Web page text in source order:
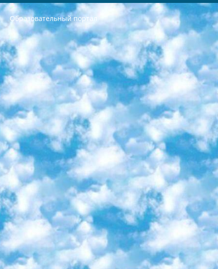
Образовательный портал
РЕСПУБЛИКА УЗБЕКИСТАН МИНИСТРЕРСТВО ДОШКОЛЬНОГО И ШКОЛЬНОГО ОБРАЗОВАНИЯ КОМАНДА в общеобразовательных учреждениях в 2023-2024 учебном году организация и проведение итоговой государственной аттестации обучающихся о Министра дошкольного и школьного образования Республики Узбекистан от 4 марта 2008 года (постановлением Минюста от 20 марта 2008 года № 1778 государственной регистрации) «Итоговое состояние учащихся общего среднего образования на основании положения об утверждении положения об аттестации общего среднего образования выпускной экзамен студентов в образовательных учреждениях в 2023-2024 учебном году В целях организации и прохождения аттестации приказываю: 1. Следующее: перечень предметов, по которым будет проводиться итоговая государственная аттестация и экзамен формы перевода согласно приложению 1; сертификаты международного образца, оценивающие уровень владения иностранными языками перечень согласно приложению 2; 2. Педагогический при специализированных образовательных учреждениях. научно-практический центр квалификации и международной оценки (Д.Давидова) 2024 г. До 25 марта: задания по предметам, по которым будет проводиться итоговая аттестация разработка и утверждение технических условий; итоговая аттестация на основании разработанного предметного задания разработка вопросов по предметам (устно и письменно), экзамен передача; общеобразовательные средние школы и специальные учебные заведения учащиеся выпускных классов школ и интернатов в агентской системе подготовка базы данных экзаменационных материалов и критериев оценки; перевод базы экзаменационных материалов на все языки обучения подать в Республиканский образовательный центр для изготовления; варианты экзаменов на основе разработанных контрольных материалов пусть будут поставлены задачи формирования. 3. Республиканский образовательный центр (Ш.Худайкулов) до 5 апреля 2024 года. до: база данных предоставленных экзаменационных материалов на все языки обучения перевод и экспертиза; для слепых, слабовидящих, глухих, слабослышащих и умственно отсталых детей учащиеся выпускных классов специализированных школ и школ-интернатов база данных экзаменационных материалов на всех преподаваемых языках подготовка критериев оценки; специализированные школы для умственно отсталых детей и технологии для учащихся выпускных классов школ-интернатов разработка соответствующих рекомендаций и критериев проведения ЕГЭ по естествознанию давать задания. 4. Педагогический при специализированных образовательных учреждениях. Научно-практический центр навыков и международной оценки (Д.Давидова), Республика образовательный центр (Худайкулов Ш.) итоговый государственный аттестационный экзамен ориентирован на творческое и логическое мышление при подготовке базы материалов учитывать введение заданий. 5. Следует отметить, что: сертификат государственного образца о знании общеобразовательного предмета и как минимум национальный уровень B1 по предметам на иностранных языках, указанным в Приложении 2. или международно признанный сертификат эквивалентного уровня студенты, изучающие определенный предмет, освобождаются от экзамена; по соответствующим предметам запланирована итоговая государственная аттестация за день до дня, путем жеребьевки Рабочей группой (в письменной форме по предметам, проводимым в форме) из числа сформированных вариантов выбрано 2 варианта; 2 выбранных варианта экзамена анонсированы на официальном сайте министерства и все выпускники по всей стране на основе этих вариантов проводит итоговую государственную аттестацию. 6. Государственное образование учащихся средних общеобразовательных учреждений. знания в соответствии с квалификационными требованиями, которые необходимо приобрести на основании стандартов итоговый (выпускной) контроль для 9 и 11 классов в целях тестирования Экзамены (далее – экзамены) состоят из предметов, перечисленных в приложении 1. будет сделано. 7. Экзамены пройдут с 26 мая по 15 июня 2024 г. (кроме науки физического воспитания). 8. Физическая для учащихся 9 классов общесредних образовательных учреждений. Экзамены по предмету «Образование, квалификация медицина» 1-6 мая 2024 года. сотрудники перевести под присмотр (с отклонениями в физическом или умственном развитии) специализированная школа для детей, школы-интернаты и со сколиозом школы-интернаты санаторного типа для больных детей исключены). 9. Он был слепым, слабовидящим и имел нарушения опорно-двигательного аппарата. экзамены в специализированных школах и интернатах для детей должны проводиться исходя из требований, предъявляемых к общеобразовательным учреждениям (физкультура кроме науки). 10. Специализированная школа для глухих и слабослышащих детей. и экзамены в интернатах и быть реализован в виде письменного теста по математике. 11. Специальность для умственно отсталых детей. Для 9 класса Родной язык и литературное письмо Государственный язык (язык обучения – узбекский). для неклассов) написано Математическое письмо Письменная/устная история Узбекистана Физическое воспитание практично Итоговый контроль Для 11 класса Написание родного языка и литературы (эссе) Математическое письмо Узбекский язык (обучение на узбекском языке) не посещающее общее среднее образование для учреждений)/Образовательное учреждение выбор письменный и устный Иностранный язык письменный/устный Письменная/устная история Узбекистана *По выбору студента:  Химия  Физика  Основы государственного права  География 10 бесплатных образовательных ресурсов - Мы составили подборку онлайн-проектов с интерактивными упражнениями, видеолекциями и статьями. Они помогут вам обрести новые и освежить старые знания бесплатно. 1. «ИНТУИТ» Старейшая образовательная площадка Рунета. Здесь вы найдёте сотни текстовых и видеокурсов на десятки различных тем — от программирования до психологии. Многие курсы подготовлены российскими университетами и крупными международными компаниями вроде Intel и Microsoft. Самостоятельное обучение бесплатное, но желающие могут оплатить услуги персональных наставников. 2. «Смартия» знакомит с актуальными профессиями и подсказывает, как им обучаться. Выбрав заинтересовавшую вас специальность — SMM-специалист, фотограф, веб-дизайнер или другую, — увидите список необходимых для неё умений. Чтобы вы могли освоить их самостоятельно, для каждого умения площадка отображает подборку ссылок на учебные материалы. Хотя «Смартия» ориентируется на русскоязычную аудиторию, часть контента всё же доступна только на английском. 3. «Лекторий Физтеха» Проект Московского физико-технического института (Физтеха). С его помощью вы можете смотреть онлайн серии лекций, записанные на видео в этом вузе. В числе доступных предметов — физика, биология, химия, информационные технологии и другие. К некоторым лекциям администрация ресурса прилагает готовые конспекты, которые можно скачивать в PDF-формате. 4. ITMOcourses Онлайн-площадка Санкт-Петербургского национального исследовательского университета информационных технологий, механики и оптики (ИТМО). Ресурс предоставляет свободный доступ к курсам, разработанным в этом вузе. Каталог материалов разбит на четыре категории: «Оптические системы и технологии», «Приборостроение и робототехника», «Информационные технологии» и «Биотехнологии». Курсы состоят из видеолекций, интерактивных демонстраций и заданий. 5. «КиберЛенинка» Электронная научная библиотека открытого доступа. Каталог площадки регулярно обрастает текстами статей из различных научных изданий. Сгруппированные по журналам и рубрикам публикации можно читать онлайн или скачивать целиком в PDF-формате. Проект нацелен на популяризацию науки за счёт открытого доступа к качественной информации. 6. «ПостНаука» На этом ресурсе публикуют подборки видеолекций, составленные экспертами из разных отраслей и объединённые общими темами. Среди них, к примеру, есть серии «Биоинформатика и геномика», «Культура средневековой Скандинавии» и Cinema Studies о теории кино. Каждая подборка лекций — логически связанная история, рассказанная экспертом от первого лица. Кроме того, на сайте появляются научно-образовательные статьи и тесты на разные темы. 7. «Newочём» Команда проекта «Newочём» отбирает самые интересные тексты из англоязычных СМИ и переводит те из них, за которые голосуют участники сообщества «ВКонтакте». По большей части это научно-популярные статьи. Редакторы придумывают лишь заголовки, в остальном содержание переводов соответствует оригиналам. Полные тексты можно читать прямо в социальной сети. 8. InternetUrok Онлайн-база материалов по основным дисциплинам школьной программы. Информация на сайте структурирована по классам, предметам и темам (урокам). Каждый урок состоит из видеолекций и конспектов. Есть также интерактивные тренажёры и тесты для закрепления пройденного материала. Даже если вы давно окончили школу, возможность повторить программу старших классов всегда может пригодиться. 9. Edutainme Ещё один ресурс об образовании. В отличие от Newtonew, как мне кажется, Edutainme больше ориентируется на представителей индустрии: педагогов, предпринимателей, разработчиков образовательных проектов. Но и любой, кто просто стремится к саморазвитию, найдёт на сайте много полезного и интересного для себя. Например, информацию о новых курсах и образовательных сервисах. 10. Newtonew Онлайн-медиа об образовании и обучении в широком смысле. Авторы Newtonew пишут об инструментах, заведениях, тактиках и стратегиях, которые помогают учить других и получать новые знания самостоятельно. На этой площадке вы найдёте новости, обзоры, аналитические мат